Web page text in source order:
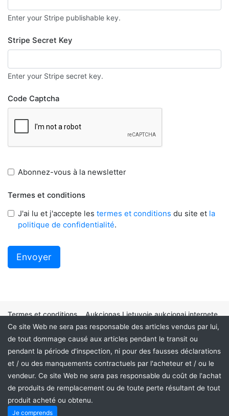
Enter your Stripe publishable key.
Stripe Secret Key
Enter your Stripe secret key.
Code Captcha
Abonnez-vous à la newsletter
Termes et conditions
J'ai lu et j'accepte les termes et conditions du site et la
politique de confidentialité.
Termes et conditions Aukcionas Lietuvoje aukcionai internete
S'inscrire à la Newsletter
Ce site Web ne sera pas responsable des articles vendus par lui,
de tout dommage causé aux articles pendant le transit ou
pendant la période d'inspection, ni pour des fausses déclarations
et / ou des manquements contractuels par l'acheteur et / ou le
vendeur. Ce site Web ne sera pas responsable du coût de l'achat
de produits de remplacement ou de toute perte résultant de tout
produit acheté ou obtenu.
Je comprends